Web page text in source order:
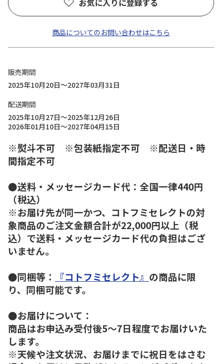
お気に入りに登録する
商品についてのお問い合わせはこちら
販売期間
2025年10月20日～2027年03月31日
配送期間
2025年10月27日～2025年12月26日
2026年01月10日～2027年04月15日
※熨斗不可 ※包装紙指定不可 ※配送日・時
間指定不可
●送料・メッセージカード代：全国一律440円
（税込）
※お届け先が同一かつ、コトフミセレクトの対
象商品のご注文金額合計が22,000円以上（税
込）で送料・メッセージカード代の負担はござ
いません。
●同梱等：
『コトフミセレクト』 の商品に限
り、同梱可能です。
●お届けについて：
商品はお申込み受付後5～7日程度でお届けいた
します。
※天候や注文状況、お届けまでに祝日をはさむ